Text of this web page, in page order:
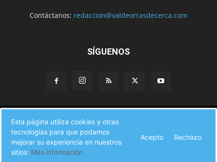
Contáctanos: redaccion@valdeorrasdecerca.com
SÍGUENOS
A pie de calle
Fiestas Eventos Cultura
CAMINO DE INVIERNO
Agenda Comercial Sucesos Contacto
© Valdeorras de Cerca 2017
Esta página utiliza cookies y otras
tecnologías para que podamos
mejorar su experiencia en nuestros
sitios: Más información.
Acepto Rechazo